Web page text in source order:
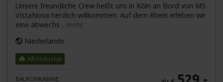
Unsere freundliche Crew heißt uns in Köln an Bord von MS
VistaNova herzlich willkommen. Auf dem Rhein erleben wir
eine abwechs ...mehr
Niederlande
All-Inclusive
BALKONKABINE